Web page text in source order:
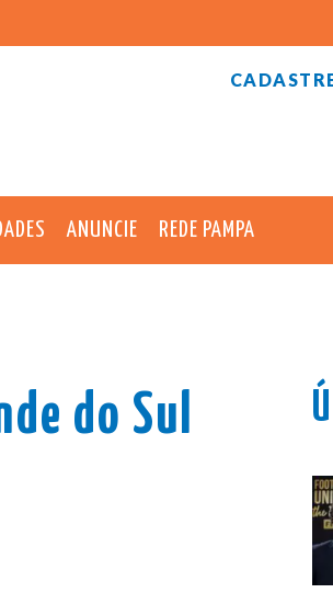
ANUNCIE REDE PAMPA
do Sul